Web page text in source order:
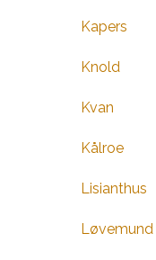
Kapers
Knold
Kvan
Kålroe
Lisianthus
Løvemund